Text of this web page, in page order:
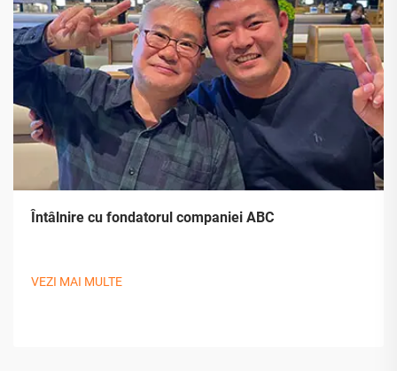
Întâlnire cu fondatorul companiei ABC
VEZI MAI MULTE